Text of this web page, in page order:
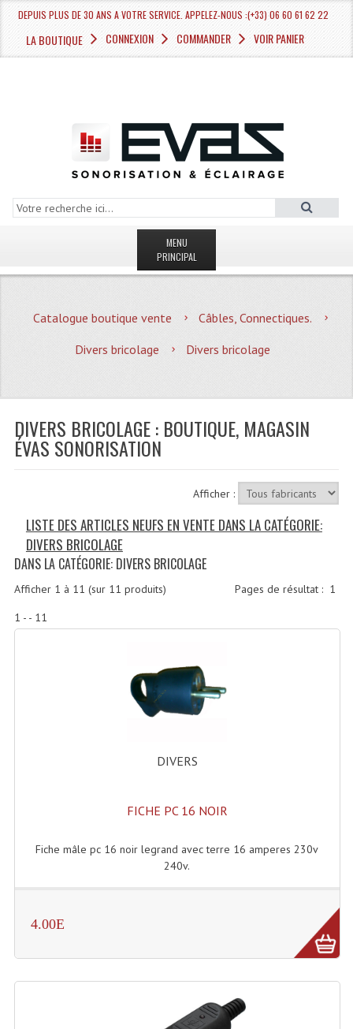
DEPUIS PLUS DE 30 ANS A VOTRE SERVICE. APPELEZ-NOUS :(+33) 06 60 61 62 22
LA BOUTIQUE CONNEXION COMMANDER VOIR PANIER
MENU
PRINCIPAL
MAGASIN
Quoi De Neuf?
Plan Acces, Horaires.
Location De Matériel
Recevoir Nos Promotions
Accessoires Pieds Cellules Diamants
Accessoires Enceintes
Diamants
Compresseurs , Limiteurs , Noise Gate
Catalogue boutique vente
Câbles, Connectiques.
Divers bricolage
Divers bricolage
DIVERS BRICOLAGE : BOUTIQUE, MAGASIN
ÉVAS SONORISATION
Afficher :
LISTE DES ARTICLES NEUFS EN VENTE DANS LA CATÉGORIE:
DIVERS BRICOLAGE
DANS LA CATÉGORIE: DIVERS BRICOLAGE
Pages de résultat : 1
Afficher 1 à 11 (sur 11 produits)
1 - - 11
DIVERS
FICHE PC 16 NOIR
Fiche mâle pc 16 noir legrand avec terre 16 amperes 230v
240v.
4.00E